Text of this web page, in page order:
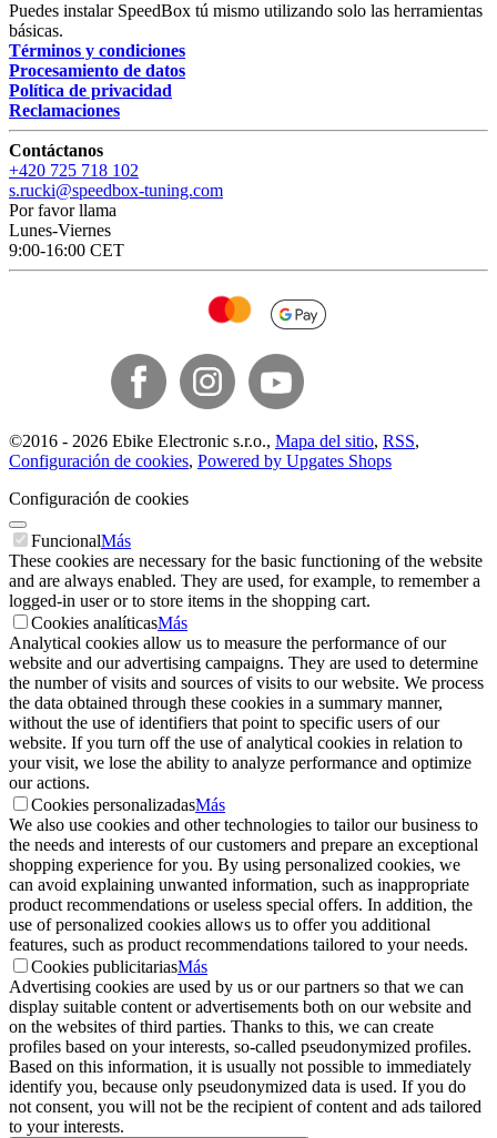
Puedes instalar SpeedBox tú mismo utilizando solo las herramientas
básicas.
Términos y condiciones
Procesamiento de datos
Política de privacidad
Reclamaciones
Contáctanos
+420 725 718 102
s.rucki@speedbox-tuning.com
Por favor llama
Lunes-Viernes
9:00-16:00 CET
©2016 - 2026 Ebike Electronic s.r.o., Mapa del sitio, RSS,
Configuración de cookies, Powered by Upgates Shops
Configuración de cookies
FuncionalMás
These cookies are necessary for the basic functioning of the website
and are always enabled. They are used, for example, to remember a
logged-in user or to store items in the shopping cart.
Cookies analíticasMás
Analytical cookies allow us to measure the performance of our
website and our advertising campaigns. They are used to determine
the number of visits and sources of visits to our website. We process
the data obtained through these cookies in a summary manner,
without the use of identifiers that point to specific users of our
website. If you turn off the use of analytical cookies in relation to
your visit, we lose the ability to analyze performance and optimize
our actions.
Cookies personalizadasMás
We also use cookies and other technologies to tailor our business to
the needs and interests of our customers and prepare an exceptional
shopping experience for you. By using personalized cookies, we
can avoid explaining unwanted information, such as inappropriate
product recommendations or useless special offers. In addition, the
use of personalized cookies allows us to offer you additional
features, such as product recommendations tailored to your needs.
Cookies publicitariasMás
Advertising cookies are used by us or our partners so that we can
display suitable content or advertisements both on our website and
on the websites of third parties. Thanks to this, we can create
profiles based on your interests, so-called pseudonymized profiles.
Based on this information, it is usually not possible to immediately
identify you, because only pseudonymized data is used. If you do
not consent, you will not be the recipient of content and ads tailored
to your interests.